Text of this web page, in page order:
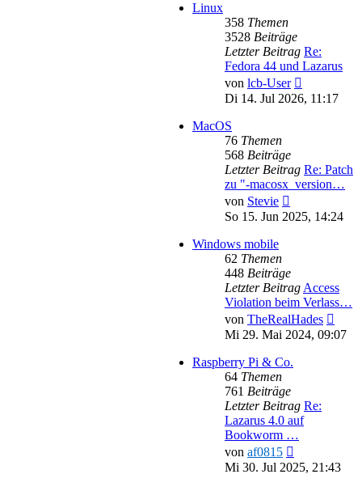
Linux
358 Themen
3528 Beiträge
Letzter Beitrag Re:
Fedora 44 und Lazarus
von lcb-User
Beitrag
Di 14. Jul 2026, 11:17
MacOS
76 Themen
568 Beiträge
Letzter Beitrag Re: Patch
zu "-macosx_version…
von Stevie
Beitrag
So 15. Jun 2025, 14:24
Windows mobile
62 Themen
448 Beiträge
Letzter BeitragAccess
Violation beim Verlass…
von TheRealHades
Mi 29. Mai 2024, 09:07
Raspberry Pi & Co.
64 Themen
761 Beiträge
Letzter Beitrag Re:
Lazarus 4.0 auf
Bookworm …
von af0815
Beitrag
Mi 30. Jul 2025, 21:43